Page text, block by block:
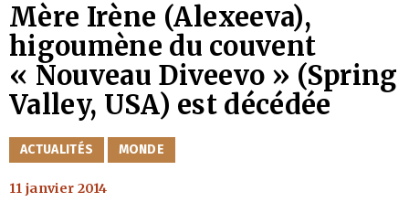
Mère Irène (Alexeeva),
higoumène du couvent
« Nouveau Diveevo » (Spring
Valley, USA) est décédée
CATÉGORIES
ACTUALITÉS MONDE
11 janvier 2014